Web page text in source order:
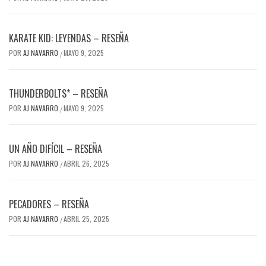
KARATE KID: LEYENDAS – RESEÑA
POR AJ NAVARRO /MAYO 9, 2025
THUNDERBOLTS* – RESEÑA
POR AJ NAVARRO /MAYO 9, 2025
UN AÑO DIFÍCIL – RESEÑA
POR AJ NAVARRO /ABRIL 26, 2025
PECADORES – RESEÑA
POR AJ NAVARRO /ABRIL 25, 2025